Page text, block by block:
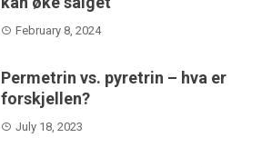
February 8, 2024
Permetrin vs. pyretrin – hva er
forskjellen?
July 18, 2023